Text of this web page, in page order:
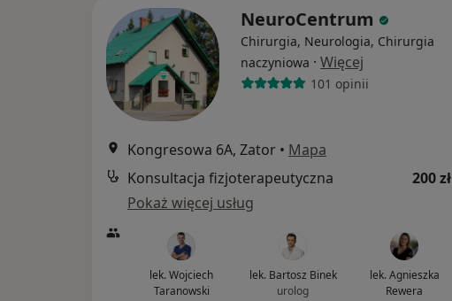
NeuroCentrum
Chirurgia, Neurologia, Chirurgia
naczyniowa · Więcej
101 opinii
Kongresowa 6A, Zator • Mapa
Konsultacja fizjoterapeutyczna
200 zł
Pokaż więcej usług
lek. Wojciech
Taranowski
lek. Bartosz Binek
urolog
lek. Agnieszka
Rewera